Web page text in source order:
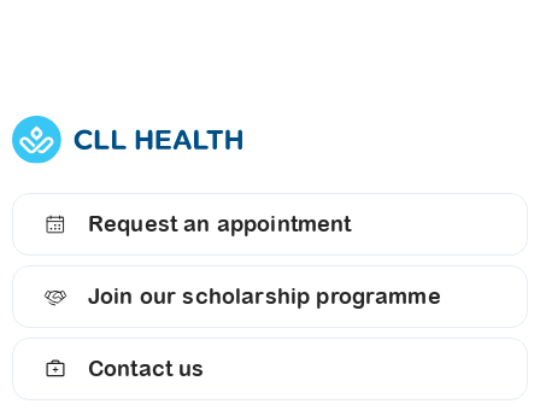
Request an appointment
Join our scholarship programme
Contact us